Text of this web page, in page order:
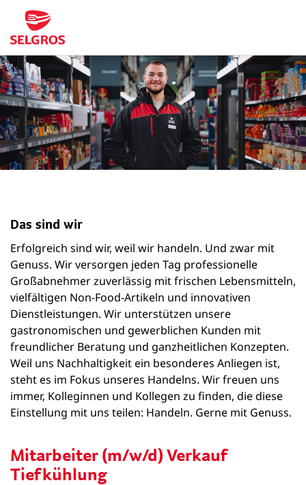
Mitarbeiter (m/w/d) Verkauf
Tiefkühlung
Das sind wir
Erfolgreich sind wir, weil wir handeln. Und zwar mit
Genuss. Wir versorgen jeden Tag professionelle
Großabnehmer zuverlässig mit frischen Lebensmitteln,
vielfältigen Non-Food-Artikeln und innovativen
Dienstleistungen. Wir unterstützen unsere
gastronomischen und gewerblichen Kunden mit
freundlicher Beratung und ganzheitlichen Konzepten.
Weil uns Nachhaltigkeit ein besonderes Anliegen ist,
steht es im Fokus unseres Handelns. Wir freuen uns
immer, Kolleginnen und Kollegen zu finden, die diese
Einstellung mit uns teilen: Handeln. Gerne mit Genuss.